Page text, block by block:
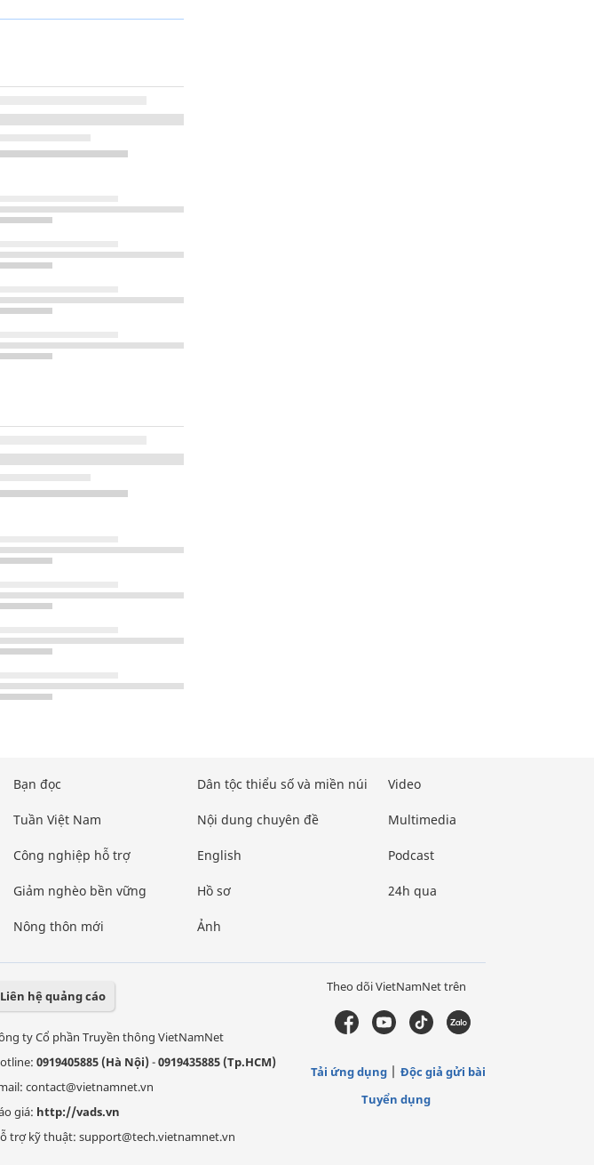
Bạn đọc
Tuần Việt Nam
Công nghiệp hỗ trợ
Giảm nghèo bền vững
Nông thôn mới
Dân tộc thiểu số và miền núi
Nội dung chuyên đề
English
Hồ sơ
Ảnh
Video
Multimedia
Podcast
24h qua
Liên hệ quảng cáo
ty Cổ phần Truyền thông VietNamNet
0919405885 (Hà Nội)-0919435885 (Tp.HCM)
contact@vietnamnet.vn
giá: http://vads.vn
trợ kỹ thuật: support@tech.vietnamnet.vn
Theo dõi VietNamNet trên
Tải ứng dụng
Độc giả gửi bài
Tuyển dụng